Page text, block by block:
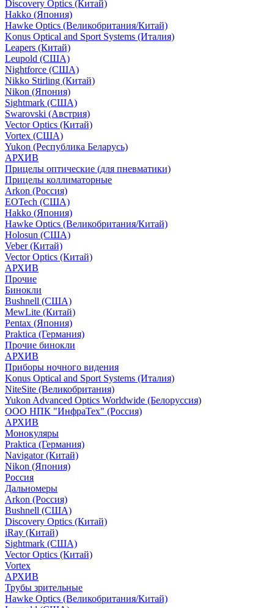
Discovery Optics (Китай)
Hakko (Япония)
Hawke Optics (Великобритания/Китай)
Konus Optical and Sport Systems (Италия)
Leapers (Китай)
Leupold (США)
Nightforce (США)
Nikko Stirling (Китай)
Nikon (Япония)
Sightmark (США)
Swarovski (Австрия)
Vector Optics (Китай)
Vortex (США)
Yukon (Республика Беларусь)
АРХИВ
Прицелы оптические (для пневматики)
Прицелы коллиматорные
Arkon (Россия)
EOTech (США)
Hakko (Япония)
Hawke Optics (Великобритания/Китай)
Holosun (США)
Veber (Китай)
Vector Optics (Китай)
АРХИВ
Прочие
Бинокли
Bushnell (США)
MewLite (Китай)
Pentax (Япония)
Praktica (Германия)
Прочие бинокли
АРХИВ
Приборы ночного видения
Konus Optical and Sport Systems (Италия)
NiteSite (Великобритания)
Yukon Advanced Optics Worldwide (Белоруссия)
ООО НПК "ИнфраТех" (Россия)
АРХИВ
Монокуляры
Praktica (Германия)
Navigator (Китай)
Nikon (Япония)
Россия
Дальномеры
Arkon (Россия)
Bushnell (США)
Discovery Optics (Китай)
iRay (Китай)
Sightmark (США)
Vector Optics (Китай)
Vortex
АРХИВ
Трубы зрительные
Hawke Optics (Великобритания/Китай)